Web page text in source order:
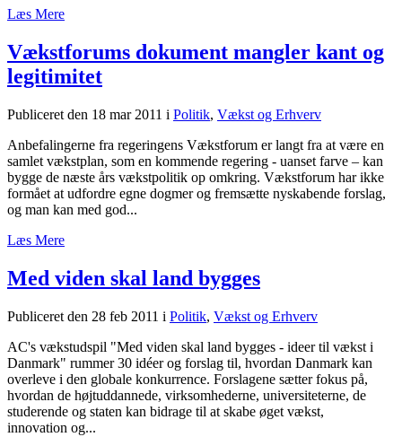
Læs Mere
Vækstforums dokument mangler kant og
legitimitet
Publiceret den 18 mar 2011 i Politik, Vækst og Erhverv
Anbefalingerne fra regeringens Vækstforum er langt fra at være en
samlet vækstplan, som en kommende regering - uanset farve – kan
bygge de næste års vækstpolitik op omkring. Vækstforum har ikke
formået at udfordre egne dogmer og fremsætte nyskabende forslag,
og man kan med god...
Læs Mere
Med viden skal land bygges
Publiceret den 28 feb 2011 i Politik, Vækst og Erhverv
AC's vækstudspil "Med viden skal land bygges - ideer til vækst i
Danmark" rummer 30 idéer og forslag til, hvordan Danmark kan
overleve i den globale konkurrence. Forslagene sætter fokus på,
hvordan de højtuddannede, virksomhederne, universiteterne, de
studerende og staten kan bidrage til at skabe øget vækst,
innovation og...